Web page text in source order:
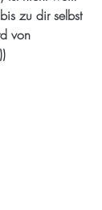
zu dir selbst
von